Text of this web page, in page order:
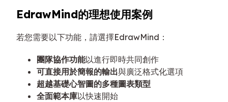
EdrawMind的理想使用案例
若您需要以下功能，請選擇EdrawMind：
團隊協作功能以進行即時共同創作
可直接用於簡報的輸出與廣泛格式化選項
超越基礎心智圖的多種圖表類型
全面範本庫以快速開始